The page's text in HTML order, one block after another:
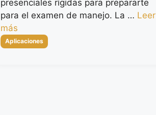
presenciales rígidas para prepararte
para el examen de manejo. La … Leer
más
Categorías
Aplicaciones